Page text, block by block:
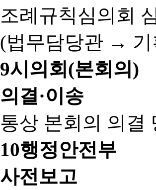
조례규칙심의회
(법무담당관 →
9시의회(본회의)
의결·이송
통상 본회의 의결
10행정안전부
사전보고